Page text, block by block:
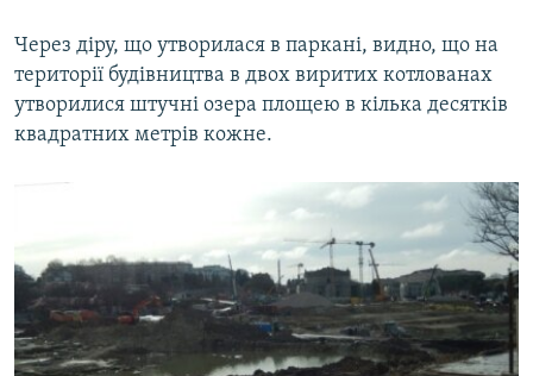
Через діру, що утворилася в паркані, видно, що на
території будівництва в двох виритих котлованах
утворилися штучні озера площею в кілька десятків
квадратних метрів кожне.